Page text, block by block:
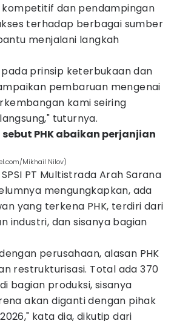
kompetitif dan pendampingan
terhadap berbagai sumber
menjalani langkah
prinsip keterbukaan dan
pembaruan mengenai
kami seiring
tuturnya.
sebut PHK abaikan perjanjian
Mikhail Nilov)
SPSI PT Multistrada Arah Sarana
mengungkapkan, ada
yang terkena PHK, terdiri dari
industri, dan sisanya bagian
perusahaan, alasan PHK
restrukturisasi. Total ada 370
bagian produksi, sisanya
akan diganti dengan pihak
kata dia, dikutip dari